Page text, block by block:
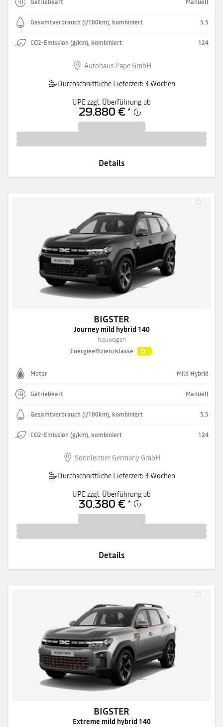
Getriebeart Manuell
Gesamtverbrauch (l/100km), kombiniert 5.5
CO2-Emission (g/km), kombiniert 124
Autohaus Pape GmbH
Durchschnittliche Lieferzeit: 3 Wochen
UPE zzgl. Überführung ab
29.880 € *
Details
BIGSTER
Journey mild hybrid 140
Neuwagen
Energieeffizienzklasse
D
Motor Mild Hybrid
Getriebeart Manuell
Gesamtverbrauch (l/100km), kombiniert 5.5
CO2-Emission (g/km), kombiniert 124
Sonnleitner Germany GmbH
Durchschnittliche Lieferzeit: 3 Wochen
UPE zzgl. Überführung ab
30.380 € *
Details
BIGSTER
Extreme mild hybrid 140